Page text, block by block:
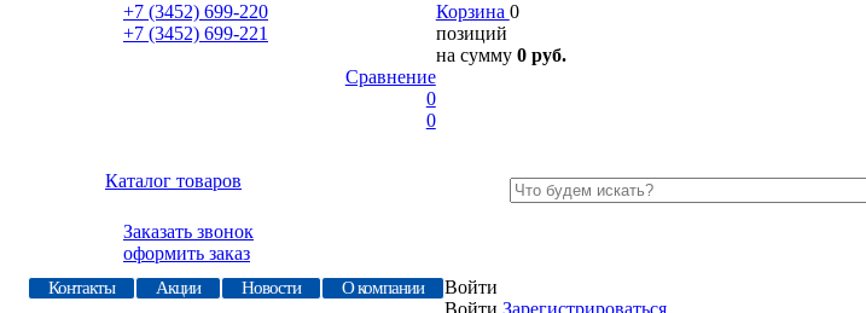
+7 (3452) 699-220
+7 (3452) 699-221
Корзина 0
позиций
на сумму 0 руб.
Сравнение
0
0
Каталог товаров
Заказать звонок
оформить заказ
Контакты Акции Новости О компании
Войти
Войти Зарегистрироваться